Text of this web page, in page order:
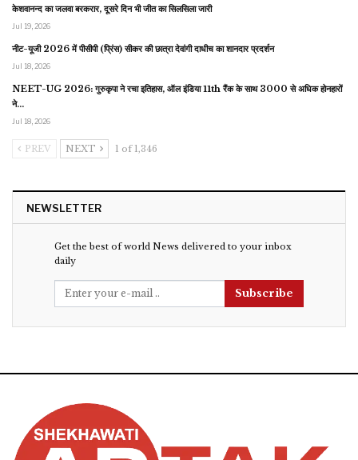
केशवानन्द का जलवा बरकरार, दूसरे दिन भी जीत का सिलसिला जारी
Jul 19, 2026
नीट-यूजी 2026 में पीसीपी (प्रिंस) सीकर की छात्रा देवांगी दाधीच का शानदार प्रदर्शन
Jul 18, 2026
NEET-UG 2026: गुरुकृपा ने रचा इतिहास, ऑल इंडिया 11th रैंक के साथ 3000 से अधिक होनहारों
ने…
Jul 18, 2026
PREV NEXT 1 of 1,346
NEWSLETTER
Get the best of world News delivered to your inbox
daily
Subscribe